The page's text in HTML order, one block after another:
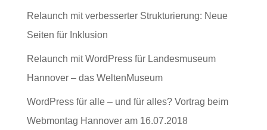
Relaunch mit verbesserter Strukturierung: Neue
Seiten für Inklusion
Relaunch mit WordPress für Landesmuseum
Hannover – das WeltenMuseum
WordPress für alle – und für alles? Vortrag beim
Webmontag Hannover am 16.07.2018